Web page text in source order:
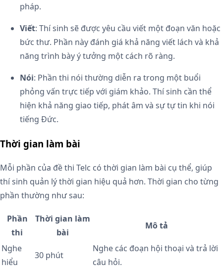
pháp.
Viết: Thí sinh sẽ được yêu cầu viết một đoạn văn hoặc
bức thư. Phần này đánh giá khả năng viết lách và khả
năng trình bày ý tưởng một cách rõ ràng.
Nói: Phần thi nói thường diễn ra trong một buổi
phỏng vấn trực tiếp với giám khảo. Thí sinh cần thể
hiện khả năng giao tiếp, phát âm và sự tự tin khi nói
tiếng Đức.
Thời gian làm bài
Mỗi phần của đề thi Telc có thời gian làm bài cụ thể, giúp
thí sinh quản lý thời gian hiệu quả hơn. Thời gian cho từng
phần thường như sau:
Phần
thi
Thời gian làm
bài
Mô tả
Nghe
hiểu
30 phút
Nghe các đoạn hội thoại và trả lời
câu hỏi.